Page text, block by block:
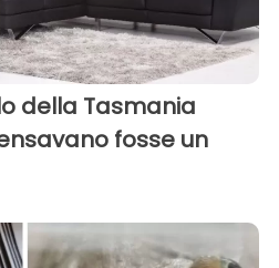
della Tasmania
fosse un